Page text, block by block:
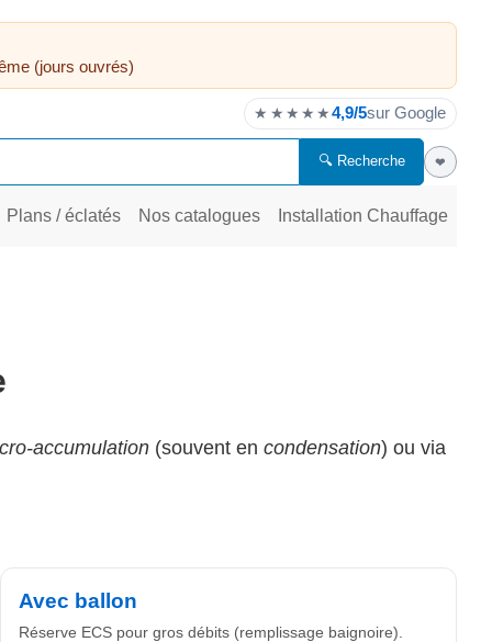
(jours ouvrés)
★★★★★4,9/5sur Google
🔍 Recherche ❤
Plans / éclatés Nos catalogues Installation Chauffage
accumulation (souvent en condensation) ou via
Avec ballon
Réserve ECS pour gros débits (remplissage baignoire).